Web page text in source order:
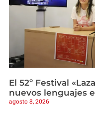
El 52º Festival
nuevos lenguajes
agosto 8, 2026